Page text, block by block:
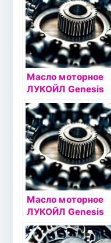
Масло моторное
ЛУКОЙЛ Genesis
ARMORTECH
5W30 4л
Масло моторное
ЛУКОЙЛ Genesis
ARMORTECH VN
5W30 4л